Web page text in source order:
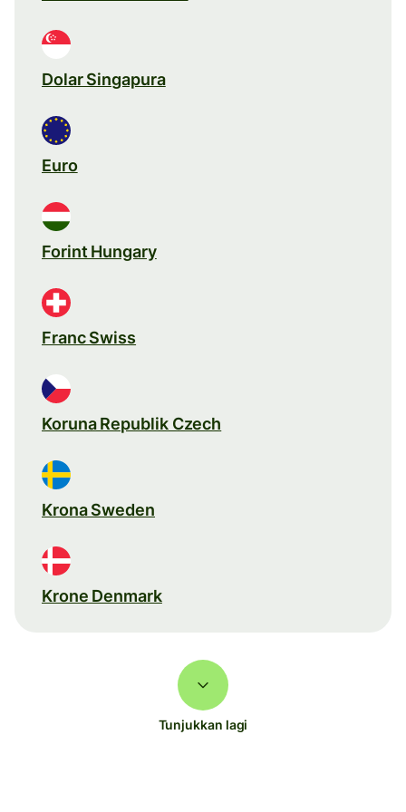
Dolar Singapura
Euro
Forint Hungary
Franc Swiss
Koruna Republik Czech
Krona Sweden
Krone Denmark
Tunjukkan lagi